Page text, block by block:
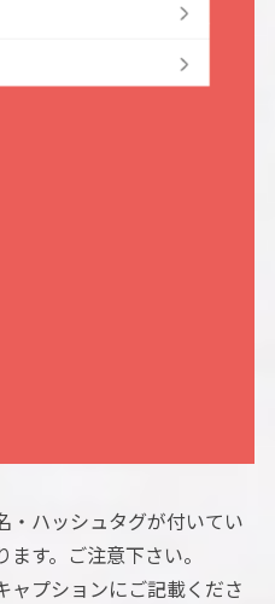
ハッシュタグが付いてい
す。ご注意下さい。
プションにご記載くださ